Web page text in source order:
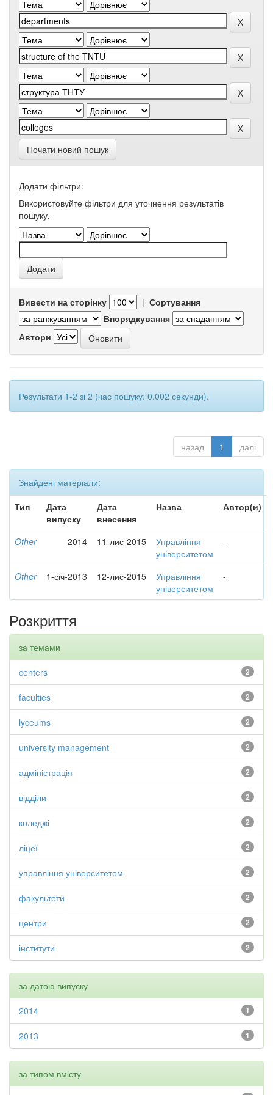
Почати новий пошук
Додати фільтри:
Використовуйте фільтри для уточнення результатів
пошуку.
Вивести на сторінку | Сортування
Впорядкування
Автори
Результати 1-2 зі 2 (час пошуку: 0.002 секунди).
назад 1 далі
Знайдені матеріали:
Тип
Дата
випуску
Дата
внесення
Назва Автор(и)
Other 2014 11-лис-2015
Управління
університетом
-
Other 1-січ-2013 12-лис-2015
Управління
університетом
-
Розкриття
за темами
2
centers
2
faculties
2
lyceums
2
university management
2
адміністрація
2
відділи
2
коледжі
2
ліцеї
2
управління університетом
2
факультети
2
центри
2
інститути
за датою випуску
1
2014
1
2013
за типом вмісту